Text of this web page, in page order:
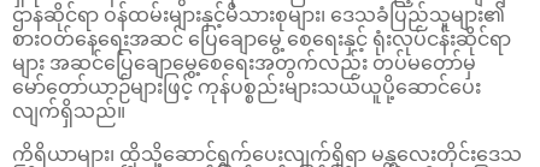
ဌာနဆိုင်ရာ ဝန်ထမ်းများနှင့်မိသားစုများ၊ ဒေသခံပြည်သူများ၏
စားဝတ်နေရေးအဆင် ပြေချောမွေ့ စေရေးနှင့် ရုံးလုပ်ငန်းဆိုင်ရာ
များ အဆင်ပြေချောမွေ့စေရေးအတွက်လည်း တပ်မတော်မှ
မော်တော်ယာဉ်များဖြင့် ကုန်ပစ္စည်းများသယ်ယူပို့ဆောင်ပေး
လျက်ရှိသည်။
ကိရိယာများ၊ ထိုသို့ဆောင်ရွက်ပေးလျက်ရှိရာ မန္တလေးတိုင်းဒေသ